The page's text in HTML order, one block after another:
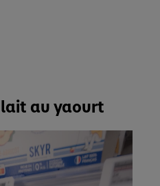
au yaourt